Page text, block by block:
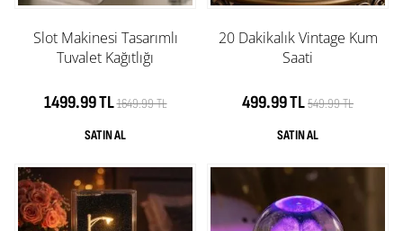
Slot Makinesi Tasarımlı
Tuvalet Kağıtlığı
1499.99 TL1649.99 TL
20 Dakikalık Vintage Kum
Saati
499.99 TL549.99 TL